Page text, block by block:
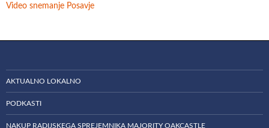
Video snemanje Posavje
AKTUALNO LOKALNO
PODKASTI
NAKUP RADIJSKEGA SPREJEMNIKA MAJORITY OAKCASTLE